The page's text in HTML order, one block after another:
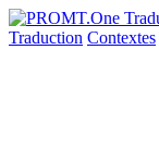
Traduction Contextes